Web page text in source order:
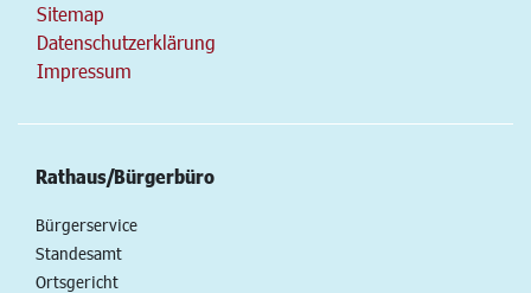
Sitemap
Datenschutzerklärung
Impressum
Rathaus/Bürgerbüro
Bürgerservice
Standesamt
Ortsgericht